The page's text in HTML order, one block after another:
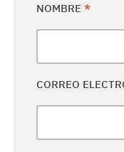
NOMBRE *
CORREO